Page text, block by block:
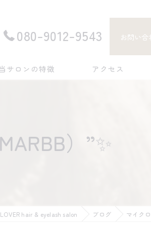
080-9012-9543 お問い合
当サロンの特徴
ケア
アクセス
）”✨
hair & eyelash salon ブログ マイク